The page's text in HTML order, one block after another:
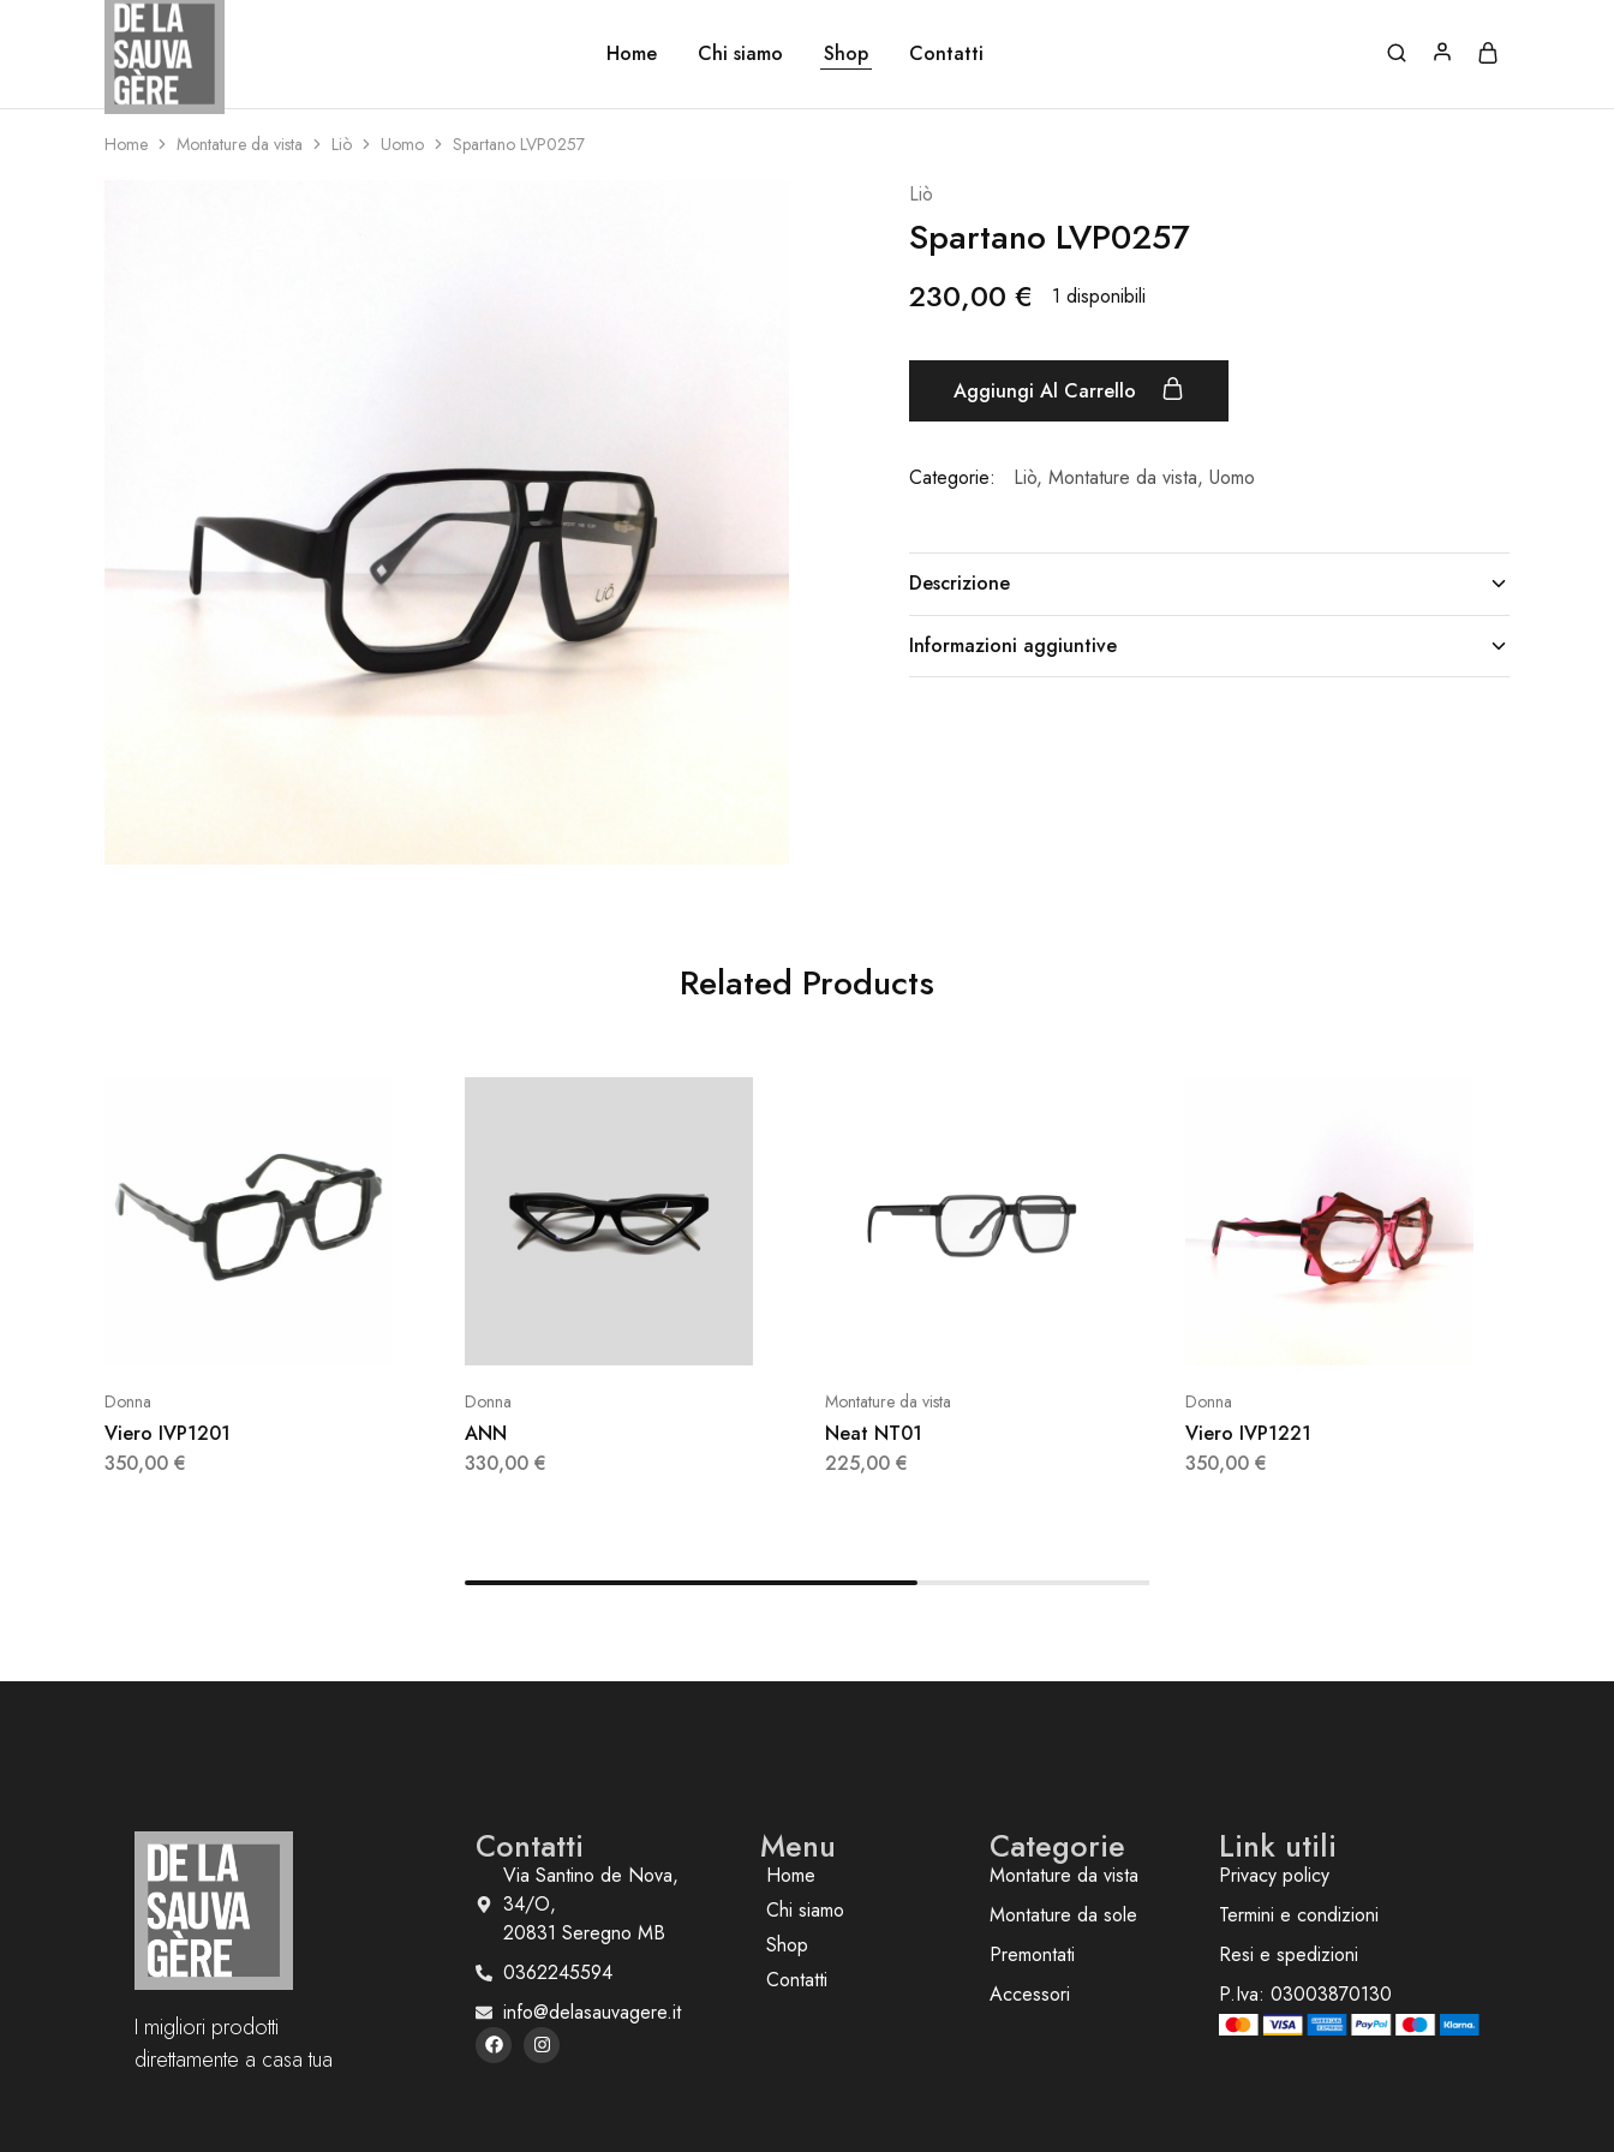
Studio
Ottico
De
La
Sauvagere
Home Chi siamo Shop Contatti
Home Montature da vista Liò Uomo Spartano LVP0257
Liò
Spartano LVP0257
230,00 € 1 disponibili
Aggiungi Al Carrello
Categorie: Liò, Montature da vista, Uomo
Descrizione
Informazioni aggiuntive
Related Products
Donna
Viero IVP1201
350,00 €
Donna
ANN
330,00 €
Montature da vista
Neat NT01
225,00 €
Donna
Viero IVP1221
350,00 €
I migliori prodotti
direttamente a casa tua
Contatti
Via Santino de Nova,
34/O,
20831 Seregno MB
0362245594
info@delasauvagere.it
Menu
Home
Chi siamo
Shop
Contatti
Categorie
Montature da vista
Montature da sole
Premontati
Accessori
Link utili
Privacy policy
Termini e condizioni
Resi e spedizioni
P.Iva: 03003870130